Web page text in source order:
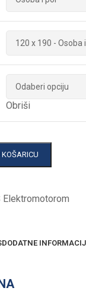
Obriši
Elektromotorom
DODATNE